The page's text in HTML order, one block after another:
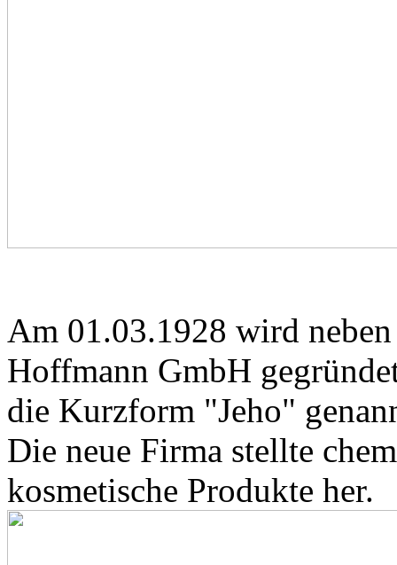
Am 01.03.1928 wird
Hoffmann GmbH
die Kurzform "Jeho"
Die neue Firma stellte
kosmetische Produkte her.